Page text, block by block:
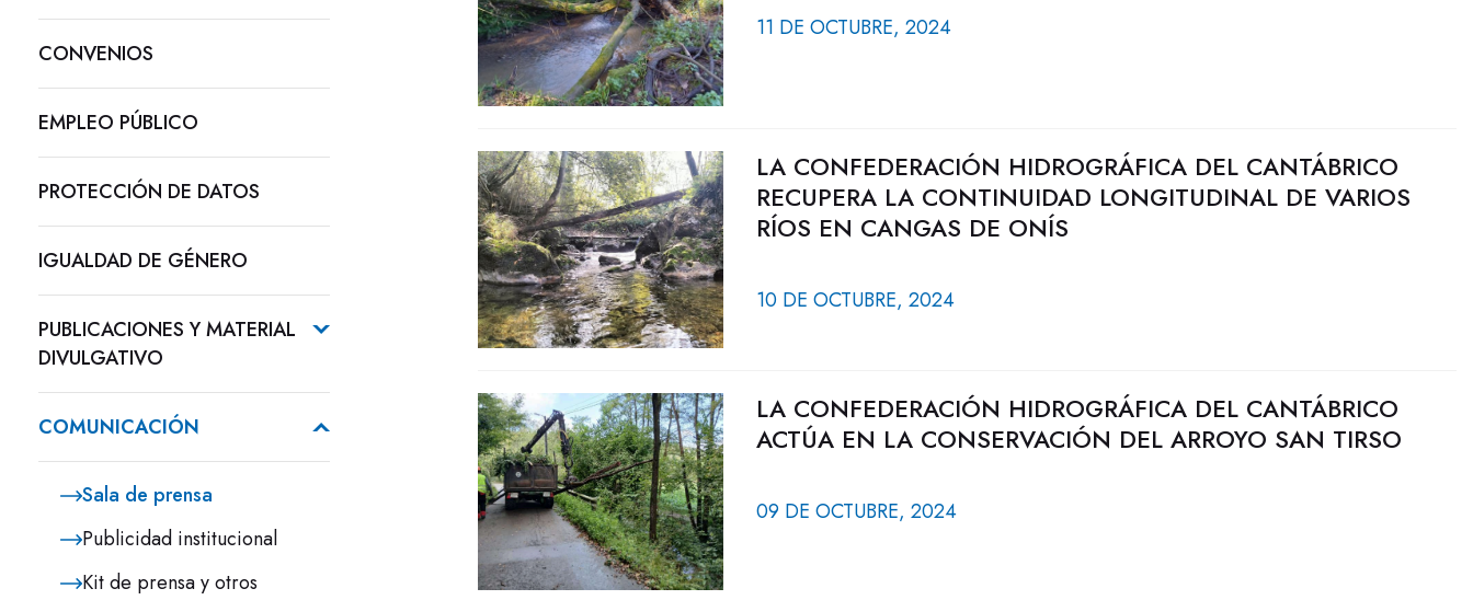
CONVENIOS
EMPLEO PÚBLICO
PROTECCIÓN DE DATOS
IGUALDAD DE GÉNERO
PUBLICACIONES Y MATERIAL
DIVULGATIVO
COMUNICACIÓN
Sala de prensa
Publicidad institucional
Kit de prensa y otros
11 DE OCTUBRE, 2024
LA CONFEDERACIÓN HIDROGRÁFICA DEL CANTÁBRICO
RECUPERA LA CONTINUIDAD LONGITUDINAL DE VARIOS
RÍOS EN CANGAS DE ONÍS
10 DE OCTUBRE, 2024
LA CONFEDERACIÓN HIDROGRÁFICA DEL CANTÁBRICO
ACTÚA EN LA CONSERVACIÓN DEL ARROYO SAN TIRSO
09 DE OCTUBRE, 2024